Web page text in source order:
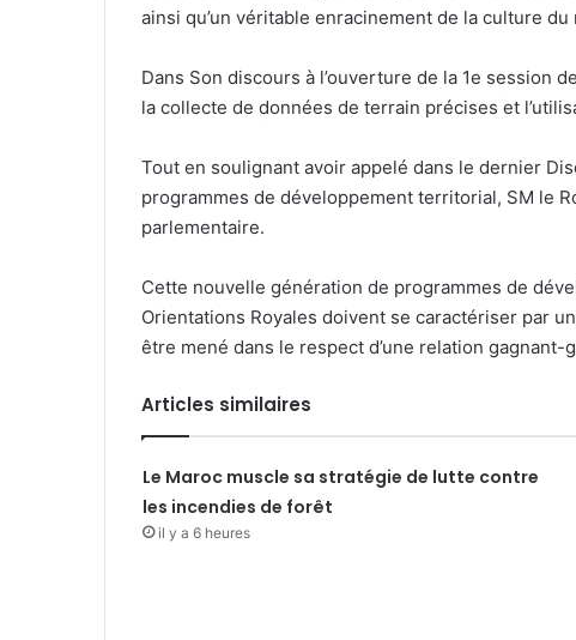
ainsi qu’un véritable enracinement de la culture
Dans Son discours à l’ouverture de la 1e session
la collecte de données de terrain précises et
Tout en soulignant avoir appelé dans le dernier
programmes de développement territorial, SM le
parlementaire.
Cette nouvelle génération de programmes de
Orientations Royales doivent se caractériser par
être mené dans le respect d’une relation
Articles similaires
Le Maroc muscle sa stratégie de lutte contre
les incendies de forêt
il y a 6 heures